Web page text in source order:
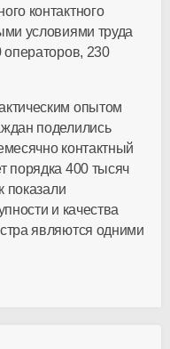
контактного
условиями труда
230
опытом
поделились
контактный
порядка 400 тысяч
показали
и качества
являются одними